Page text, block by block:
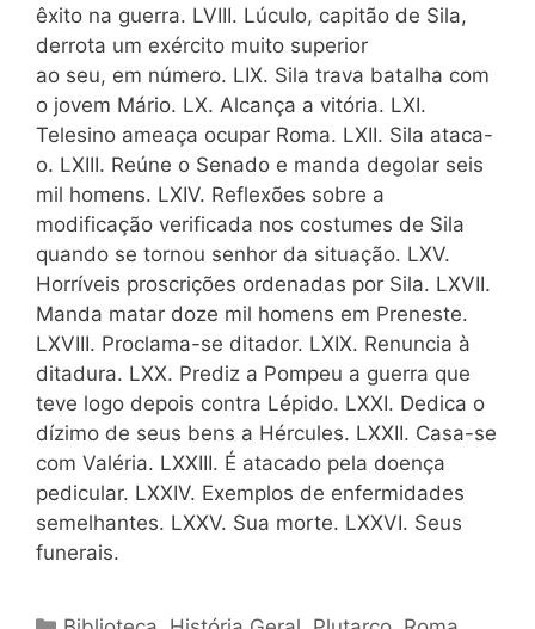
êxito na guerra. LVIII. Lúculo, capitão de Sila,
derrota um exército muito superior
ao seu, em número. LIX. Sila trava batalha com
o jovem Mário. LX. Alcança a vitória. LXI.
Telesino ameaça ocupar Roma. LXII. Sila ataca-
o. LXIII. Reúne o Senado e manda degolar seis
mil homens. LXIV. Reflexões sobre a
modificação verificada nos costumes de Sila
quando se tornou senhor da situação. LXV.
Horríveis proscrições ordenadas por Sila. LXVII.
Manda matar doze mil homens em Preneste.
LXVIII. Proclama-se ditador. LXIX. Renuncia à
ditadura. LXX. Prediz a Pompeu a guerra que
teve logo depois contra Lépido. LXXI. Dedica o
dízimo de seus bens a Hércules. LXXII. Casa-se
com Valéria. LXXIII. É atacado pela doença
pedicular. LXXIV. Exemplos de enfermidades
semelhantes. LXXV. Sua morte. LXXVI. Seus
funerais.
Categorias